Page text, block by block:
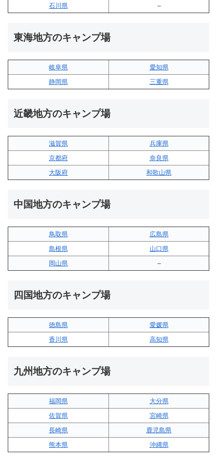
石川県
–
東海地方のキャンプ場
岐阜県
愛知県
静岡県
三重県
近畿地方のキャンプ場
滋賀県
兵庫県
京都府
奈良県
大阪府
和歌山県
中国地方のキャンプ場
鳥取県
広島県
島根県
山口県
岡山県
–
四国地方のキャンプ場
徳島県
愛媛県
香川県
高知県
九州地方のキャンプ場
福岡県
大分県
佐賀県
宮崎県
長崎県
鹿児島県
熊本県
沖縄県